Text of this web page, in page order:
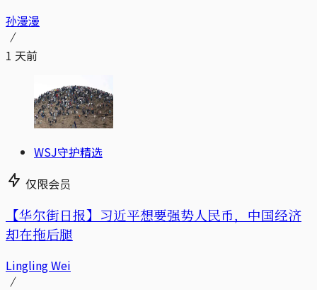
孙漫漫
1 天前
WSJ守护精选
仅限会员
【华尔街日报】习近平想要强势人民币，中国经济
却在拖后腿
Lingling Wei